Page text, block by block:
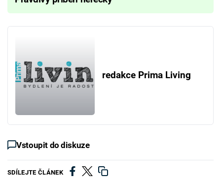
redakce Prima Living
Vstoupit do diskuze
SDÍLEJTE ČLÁNEK